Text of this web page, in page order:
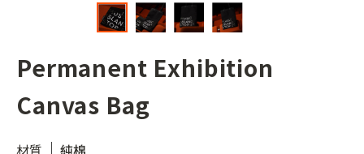
Permanent Exhibition
Canvas Bag